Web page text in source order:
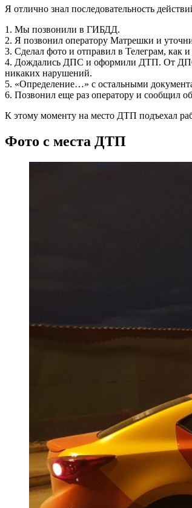
Я отлично знал последовательность
1. Мы позвонили в ГИБДД.
2. Я позвонил оператору Матрешки и
3. Сделал фото и отправил в Телеграм, как и
4. Дождались ДПС и оформили ДТП. От
никаких нарушений.
5. «Определение…» с остальными
6. Позвонил еще раз оператору и сообщил
К этому моменту на место ДТП подъехал
Фото с места ДТП